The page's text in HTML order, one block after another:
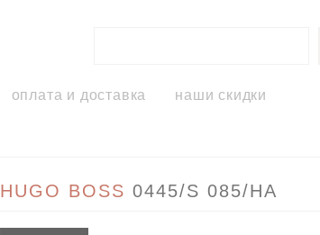
оплата и доставка наши скидки
HUGO BOSS 0445/S 085/HA